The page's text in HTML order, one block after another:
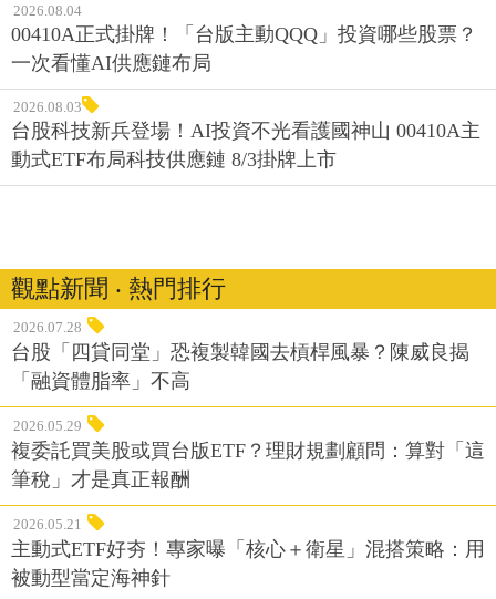
2026.08.04
00410A正式掛牌！「台版主動QQQ」投資哪些股票？
一次看懂AI供應鏈布局
2026.08.03
台股科技新兵登場！AI投資不光看護國神山 00410A主
動式ETF布局科技供應鏈 8/3掛牌上市
觀點新聞 ‧ 熱門排行
2026.07.28
台股「四貸同堂」恐複製韓國去槓桿風暴？陳威良揭
「融資體脂率」不高
2026.05.29
複委託買美股或買台版ETF？理財規劃顧問：算對「這
筆稅」才是真正報酬
2026.05.21
主動式ETF好夯！專家曝「核心＋衛星」混搭策略：用
被動型當定海神針